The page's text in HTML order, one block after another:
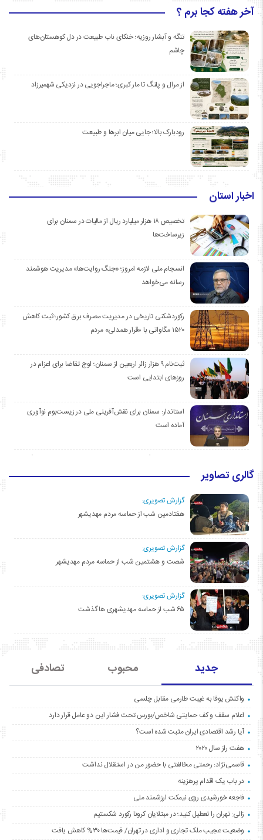
آخر هفته کجا برم ؟
تنگه و آبشار روزیه؛ خنکای ناب طبیعت در دل کوهستان‌های
چاشم
از مرال و پلنگ تا مار کبری؛ ماجراجویی در نزدیکی شهمیرزاد
رودبارک بالا؛ جایی میان ابرها و طبیعت
اخبار استان
تخصیص ۱۸ هزار میلیارد ریال از مالیات در سمنان برای
زیرساخت‌ها
انسجام ملی لازمه امروز؛ «جنگ روایت‌ها» مدیریت هوشمند
رسانه می‌خواهد
رکوردشکنی تاریخی در مدیریت مصرف برق کشور؛ ثبت کاهش
۱۵۲۰ مگاواتی با «قرار همدلی» مردم
ثبت‌نام ۹ هزار زائر اربعین از سمنان؛ اوج تقاضا برای اعزام در
روزهای ابتدایی است
استاندار: سمنان برای نقش‌آفرینی ملی در زیست‌بوم نوآوری
آماده است
گالری تصاویر
گزارش تصویری:
هفتادمین شب از حماسه مردم مهدیشهر
گزارش تصویری:
شصت و هشتمین شب از حماسه مردم مهدیشهر
گزارش تصویری:
۶۵ شب از حماسه مهدیشهری ها گذشت
جدید محبوب تصادفی
واکنش یوفا به غیبت طارمی مقابل چلسی
اعلام سقف و کف حمایتی شاخص/بورس تحت فشار این دو عامل قرار دارد
آیا رشد اقتصادی ایران مثبت شده است؟
هفت راز سال ۲۰۲۰
قاسمی‌نژاد: رحمتی مخالفتی با حضور من در استقلال نداشت
در باب یک اقدام پرهزینه
فاجعه خورشیدی روی نیمکت ارزشمند ملی
زالی: تهران را تعطیل کنید؛ در مبتلایان کرونا رکورد شکستیم
وضعیت عجیب ملک تجاری و اداری در تهران/ قیمت‌ها ۳۰% کاهش یافت